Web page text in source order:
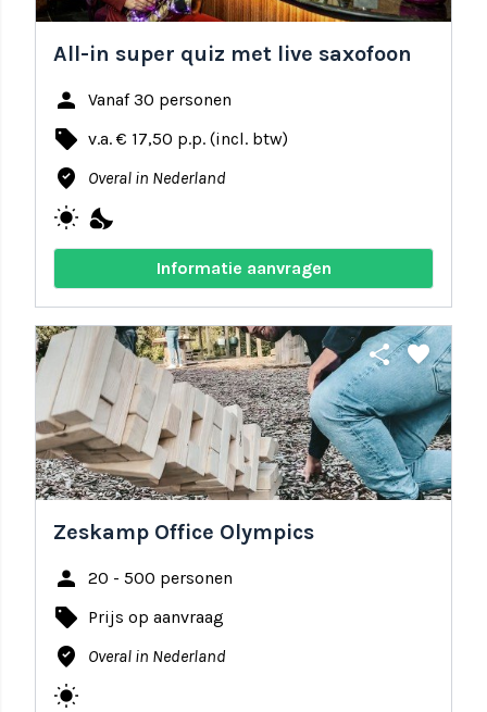
All-in super quiz met live saxofoon
person Vanaf 30 personen
local_offer v.a. € 17,50 p.p. (incl. btw)
where_to_vote Overal in Nederland
wb_sunny nights_stay
Informatie aanvragen
share favorite
Zeskamp Office Olympics
person 20 - 500 personen
local_offer Prijs op aanvraag
where_to_vote Overal in Nederland
wb_sunny